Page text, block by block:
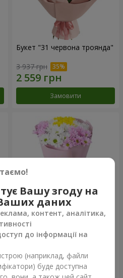
Букет "31 червона троянда"
3 937 грн
Замовити
Букет "Пори року"
Замовити
Вашу згоду на
даних
контент, аналітика,
до інформації на
(наприклад, файли
буде доступна